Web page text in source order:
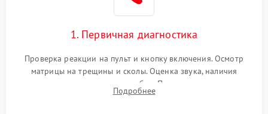
1. Первичная диагностика
Проверка реакции на пульт и кнопку включения. Осмотр
матрицы на трещины и сколы. Оценка звука, наличия
подсветки и индикаторов ошибок. Подключение тестовых
источников сигнала для выявления симптомов поломки.
Подробнее